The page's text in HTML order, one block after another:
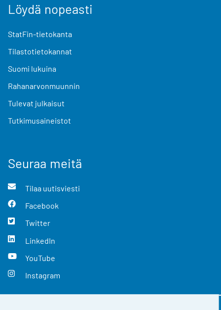
Löydä nopeasti
StatFin-tietokanta
Tilastotietokannat
Suomi lukuina
Rahanarvonmuunnin
Tulevat julkaisut
Tutkimusaineistot
Seuraa meitä
Tilaa uutisviesti
Facebook
Twitter
LinkedIn
YouTube
Instagram